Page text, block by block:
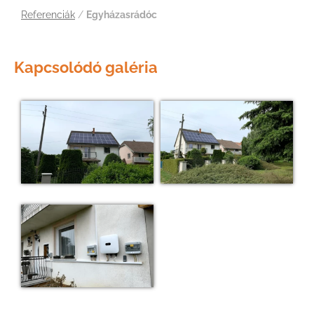
Referenciák / Egyházasrádóc
Kapcsolódó galéria